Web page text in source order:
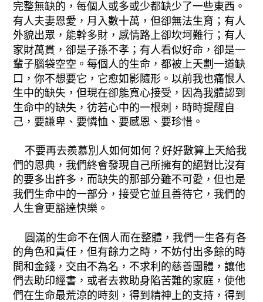
完整無缺的，每個人或多或少都缺少了一些東西。
有人夫妻恩愛，月入數十萬，但卻無法生育；有人
外貌出眾，能幹多財，感情路上卻坎坷難行；有人
家財萬貫，卻是子孫不孝；有人看似好命，卻是一
輩子腦袋空空。每個人的生命，都被上天劃一道缺
口，你不想要它，它愈如影隨形。以前我也痛恨人
生中的缺失，但現在卻能寬心接受，因為我體認到
生命中的缺失，彷若心中的一根刺，時時提醒自
己，要謙卑、要憐恤、要感恩、要珍惜。
不要再去羨慕別人如何如何？好好數算上天給我
們的恩典，我們終會發現自己所擁有的絕對比沒有
的要多出許多，而缺失的那部分雖不可愛，但也是
我們生命中的一部分，接受它並且善待它，我們的
人生會更豁達快樂。
圓滿的生命不在個人而在整體，我們一生各有各
的角色和責任，但有餘力之時，不妨付出多餘的時
間和金錢，交由不為名，不求利的慈善團體，讓他
們去助印經書，或者去救助身陷苦難的家庭，使他
們在生命最荒涼的時刻，得到精神上的支持，得到